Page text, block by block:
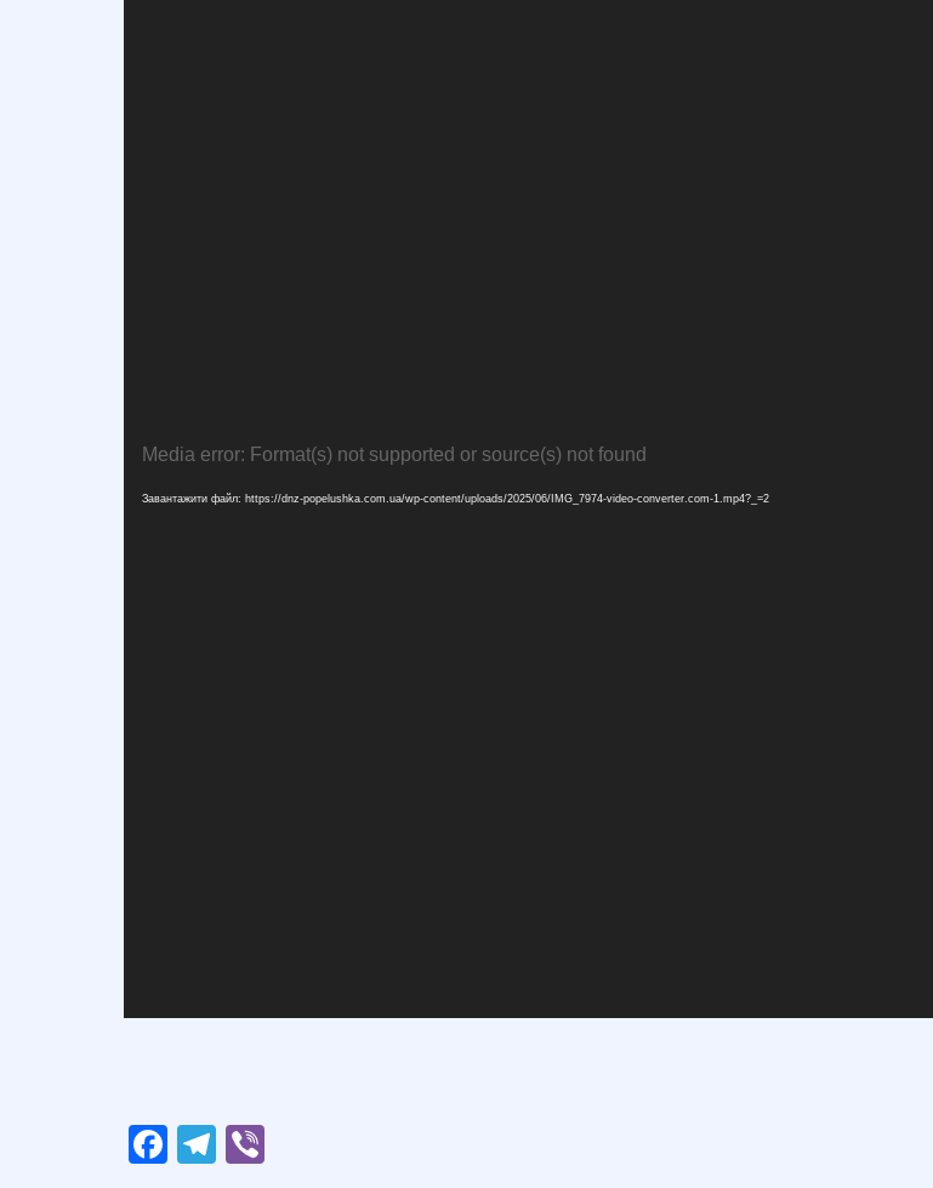
Відеопрогравач
Media error: Format(s) not supported or source(s) not found
Завантажити файл: https://dnz-popelushka.com.ua/wp-content/uploads/2025/06/IMG_7974-video-converter.com-1.mp4?_=2
F T